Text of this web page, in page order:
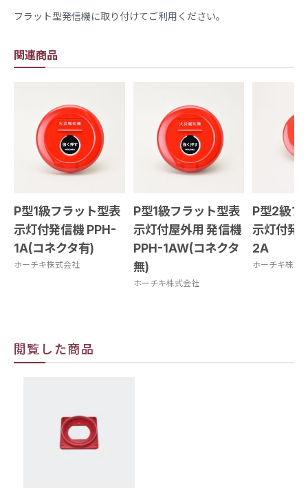
関連商品
P型1級フラット型表
示灯付発信機 PPH-
1A(コネクタ有)
ホーチキ株式会社
P型1級フラット型表
示灯付屋外用 発信機
PPH-1AW(コネクタ
無)
ホーチキ株式会社
P型2級フ
示灯付発
2A
ホーチキ株式
フラット型発信機に取り付けてご利用ください。
閲覧した商品